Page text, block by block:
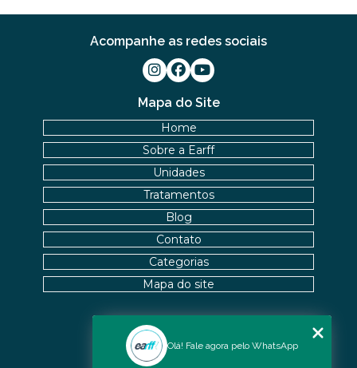
Nossas Unidades
Mapa do Site
Home
Sobre a Earff
Unidades
Tratamentos
Blog
Contato
Categorias
Mapa do site
Acompanhe as redes sociais
Olá! Fale agora pelo WhatsApp